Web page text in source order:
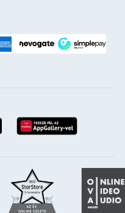
play-röl
letöltés az app-store-ból
letöltés